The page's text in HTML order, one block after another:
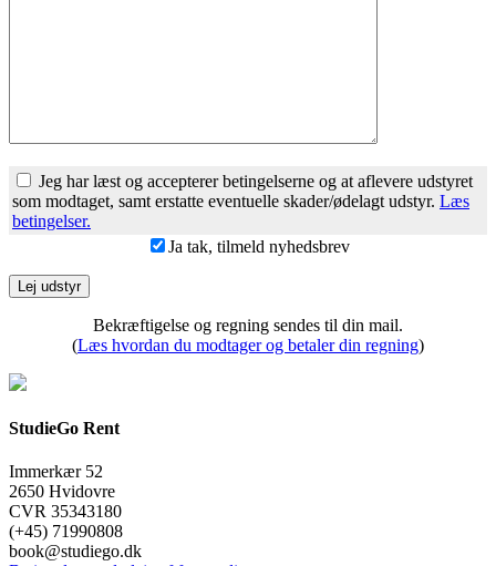
Jeg har læst og accepterer betingelserne og at aflevere udstyret
som modtaget, samt erstatte eventuelle skader/ødelagt udstyr. Læs
betingelser.
Ja tak, tilmeld nyhedsbrev
Bekræftigelse og regning sendes til din mail.
(Læs hvordan du modtager og betaler din regning)
StudieGo Rent
Immerkær 52
2650 Hvidovre
CVR 35343180
(+45) 71990808
book@studiego.dk